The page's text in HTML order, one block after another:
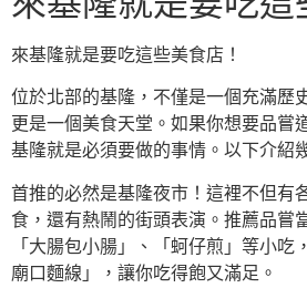
來基隆就是要吃這些美食店！
位於北部的基隆，不僅是一個充滿歷
更是一個美食天堂。如果你想要品嘗
基隆就是必須要做的事情。以下介紹
首推的必然是基隆夜市！這裡不但有
食，還有熱鬧的街頭表演。推薦品嘗
「大腸包小腸」、「蚵仔煎」等小吃
廟口麵線」，讓你吃得飽又滿足。